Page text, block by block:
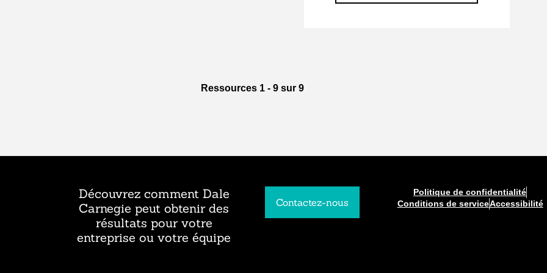
Ressources 1 - 9 sur 9
Découvrez comment Dale
Carnegie peut obtenir des
résultats pour votre
entreprise ou votre équipe
Contactez-nous
Politique de confidentialité
Conditions de serviceAccessibilité